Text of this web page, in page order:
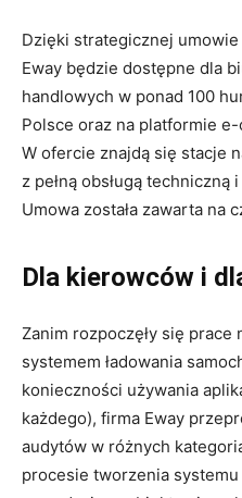
Dzięki strategicznej
Eway będzie dostępne dla
handlowych w ponad 100
Polsce oraz na platformie
W ofercie znajdą się stacje
z pełną obsługą
Umowa została zawarta na
Dla kierowców i
Zanim rozpoczęły się
systemem ładowania
konieczności używania
każdego), firma Eway
audytów w różnych
procesie tworzenia systemu